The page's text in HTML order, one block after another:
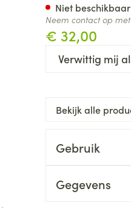
€ 32,00
Verwittig mij
Niet beschikbaar
Neem contact op
Bekijk alle
Gebruik
Gegevens